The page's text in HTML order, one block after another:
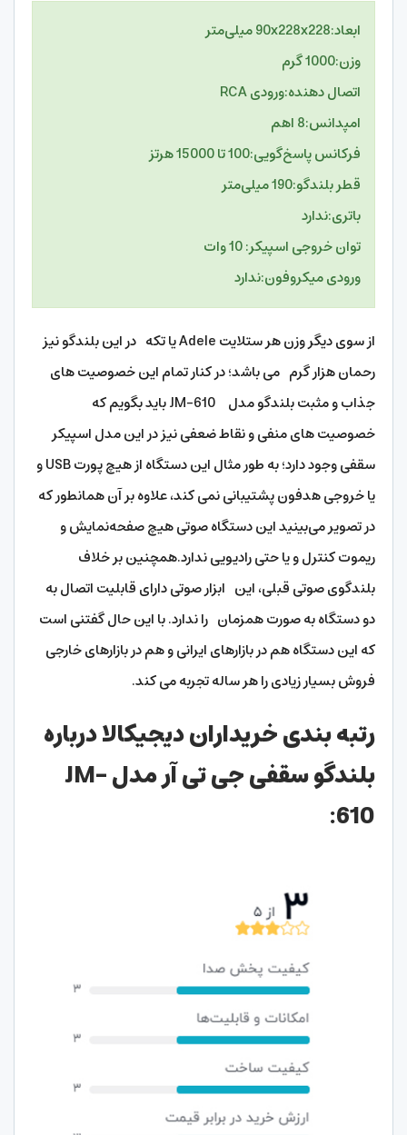
ابعاد:90x228x228 میلی‌متر
وزن:1000 گرم
اتصال دهنده:ورودی RCA
امپدانس:8 اهم
فرکانس پاسخ‌گویی:100 تا 15000 هرتز
قطر بلندگو:190 میلی‌متر
باتری:ندارد
توان خروجی اسپیکر:10 وات
ورودی میکروفون:ندارد
از سوی دیگر وزن هر ستلایت Adele یا تکه در این بلندگو نیز
رحمان هزار گرم می باشد؛ در کنار تمام این خصوصیت های
جذاب و مثبت بلندگو مدل JM-610 باید بگویم که
خصوصیت های منفی و نقاط ضعفی نیز در این مدل اسپیکر
سقفی وجود دارد؛ به طور مثال این دستگاه از هیچ پورت USB و
یا خروجی هدفون پشتیبانی نمی کند، علاوه بر آن همانطور که
در تصویر می‌بینید این دستگاه صوتی هیچ صفحه‌نمایش و
ریموت کنترل و یا حتی رادیویی ندارد.همچنین بر خلاف
بلندگوی صوتی قبلی، این ابزار صوتی دارای قابلیت اتصال به
دو دستگاه به صورت همزمان را ندارد. با این حال گفتنی است
که این دستگاه هم در بازارهای ایرانی و هم در بازارهای خارجی
فروش بسیار زیادی را هر ساله تجربه می کند.
رتبه بندی خریداران دیجیکالا درباره
بلندگو سقفی جی تی آر مدل JM-
610: